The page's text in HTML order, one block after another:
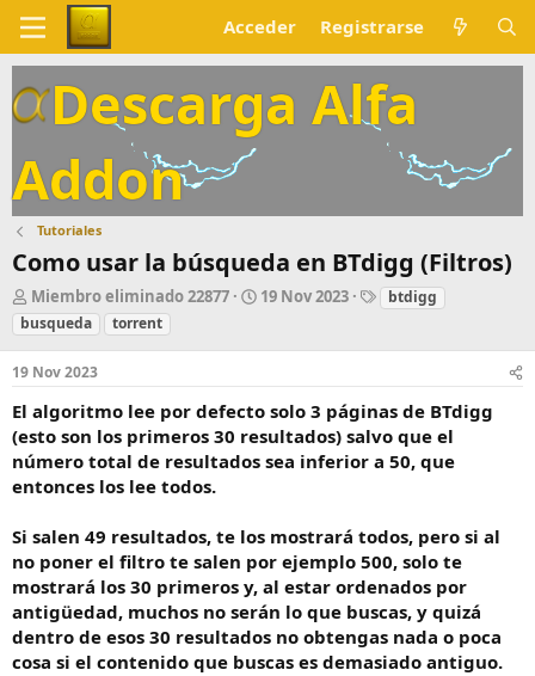
Acceder Registrarse
Descarga Alfa
Addon
Tutoriales
Como usar la búsqueda en BTdigg (Filtros)
A
u
t
r
Miembro eliminado 22877
F
a
e
i
n
i
19 Nov 2023
E
u
t
a
s
btdigg
busqueda
torrent
19 Nov 2023
El algoritmo lee por defecto solo 3 páginas de BTdigg
(esto son los primeros 30 resultados) salvo que el
número total de resultados sea inferior a 50, que
entonces los lee todos.
Si salen 49 resultados, te los mostrará todos, pero si al
no poner el filtro te salen por ejemplo 500, solo te
mostrará los 30 primeros y, al estar ordenados por
antigüedad, muchos no serán lo que buscas, y quizá
dentro de esos 30 resultados no obtengas nada o poca
cosa si el contenido que buscas es demasiado antiguo.